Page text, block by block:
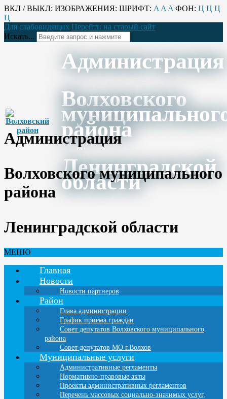
ВКЛ / ВЫКЛ: ИЗОБРАЖЕНИЯ: ШРИФТ: A A A ФОН: Ц Ц Ц
Ц
Для слабовидящих Перейти на старый сайт
Искать...
Администрация
Волховского
района
Ленинградской
области
Администрация
Волховского муниципального
района
Ленинградской области
МЕНЮ
Главная
Новости
Новости партнеров
Район
Глава администрации
График приема граждан
Совет депутатов Волховского муниципального
района
Совет депутатов МО г.Волхов
Муниципальные услуги
Административные регламенты
Нормативно-правовые акты
Проекты административных регламентов
Перечень массовых социально-значимых услуг,